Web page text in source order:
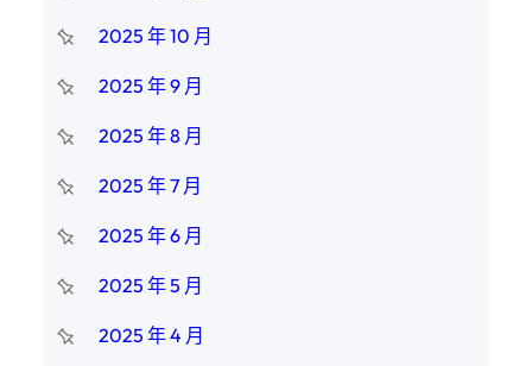
2025 年 10 月
2025 年 9 月
2025 年 8 月
2025 年 7 月
2025 年 6 月
2025 年 5 月
2025 年 4 月